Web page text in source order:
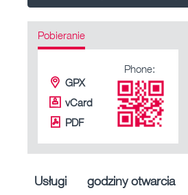
Pobieranie
GPX
vCard
PDF
Phone:
Usługi godziny otwarcia